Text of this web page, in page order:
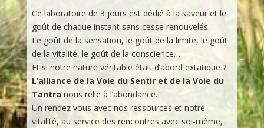
Ce laboratoire de 3 jours est dédié à la saveur et le
goût de chaque instant sans cesse renouvelés.
Le goût de la sensation, le goût de la limite, le goût
de la vitalité, le goût de la conscience…
Et si notre nature véritable était d’abord extatique ?
L’alliance de la Voie du Sentir et de la Voie du
Tantra nous relie à l’abondance.
Un rendez vous avec nos ressources et notre
vitalité, au service des rencontres avec soi-même,